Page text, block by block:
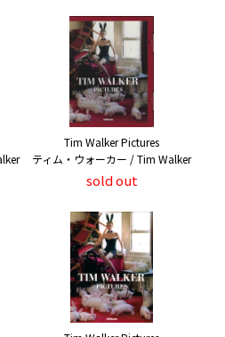
Tim Walker Pictures
ティム・ウォーカー / Tim Walker
sold out